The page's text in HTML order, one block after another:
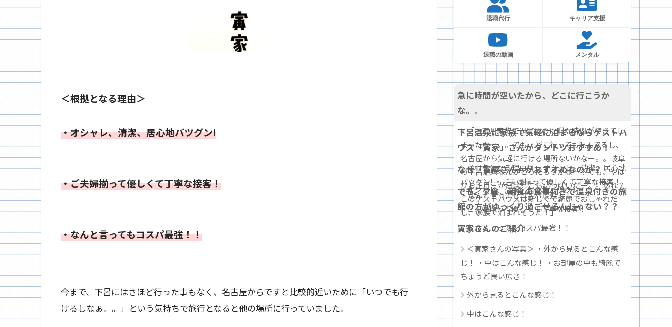
＜根拠となる理由＞
・オシャレ、清潔、居心地バツグン!
・ご夫婦揃って優しくて丁寧な接客！
・なんと言ってもコスパ最強！！
今まで、下呂にはさほど行った事もなく、名古屋からですと比較的近いために「いつでも行
けるしなぁ。。」という気持ちで旅行となると他の場所に行っていました。
退職代行 キャリア支援
退職の動画 メンタル
急に時間が空いたから、どこに行こうか
な。。
「お正月家族で過ごすのに暇な時間ができてし
まったなー。。でも、どこ行っても混んでるし、
名古屋から気軽に行ける場所ないかなー。。岐阜
の下呂温泉なんかどうだろうかなー？でも、やは
りお正月三が日はどこもいっぱいだー。。あれ？
このゲストハウスは新しくて綺麗でおしゃれだ
し、家族で泊まれそうだ！」
下呂温泉に家族で気軽に泊まるならゲストハ
ウス「寅家」さんがダントツおすすめ！
＜根拠となる理由＞ ・オシャレ、清潔、居心地
バツグン! ・ご夫婦揃って優しくて丁寧な接客！
・なんと言ってもコスパ最強！！
なぜ「寅屋さん」がおすすめなのか？
オシャレ、清潔、居心地バツグン！
ご夫婦揃って優しくて丁寧な接客！
なんと言ってもコスパ最強！！
でも、夕食、朝食の食事付きで温泉付きの旅
館の方がゆっくり過ごせるんじゃない？？
寅家さんのご紹介
＜寅家さんの写真＞ ・外から見るとこんな感
じ！ ・中はこんな感じ！ ・お部屋の中も綺麗で
ちょうど良い広さ！
外から見るとこんな感じ！
中はこんな感じ！